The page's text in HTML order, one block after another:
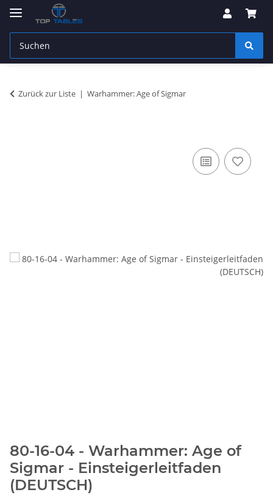
Zurück zur Liste Warhammer: Age of Sigmar
80-16-04 - Warhammer: Age of
Sigmar - Einsteigerleitfaden
(DEUTSCH)